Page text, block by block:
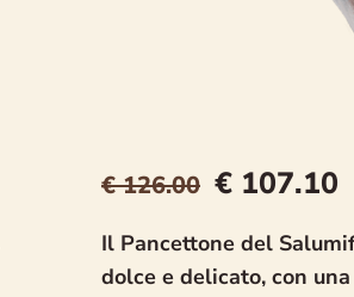
€126.00 € 107.10
Il Pancettone del
dolce e delicato, con